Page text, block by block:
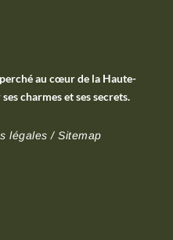
au cœur de la Haute-
charmes et ses secrets.
légales /Sitemap